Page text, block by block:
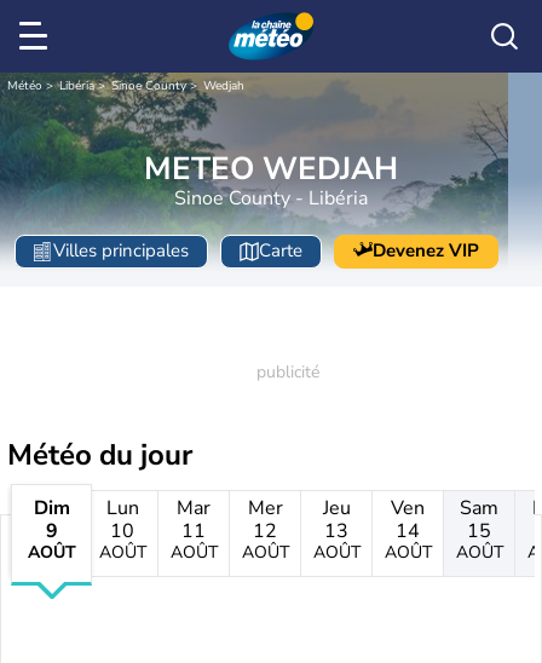
Météo Libéria Sinoe County Wedjah
METEO WEDJAH
Sinoe County - Libéria
Villes principales Carte Devenez VIP
Météo du jour
Dim
9
AOÛT
Lun
10
AOÛT
Mar
11
AOÛT
Mer
12
AOÛT
Jeu
13
AOÛT
Ven
14
AOÛT
Sam
15
AOÛT